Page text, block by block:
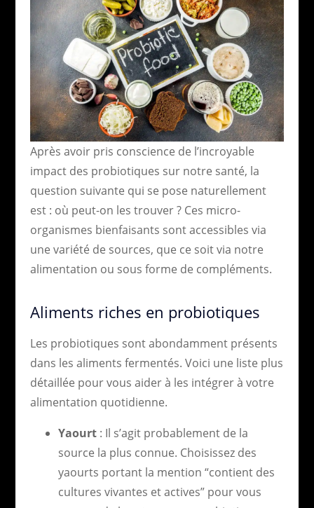
Après avoir pris conscience de l’incroyable
impact des probiotiques sur notre santé, la
question suivante qui se pose naturellement
est : où peut-on les trouver ? Ces micro-
organismes bienfaisants sont accessibles via
une variété de sources, que ce soit via notre
alimentation ou sous forme de compléments.
Aliments riches en probiotiques
Les probiotiques sont abondamment présents
dans les aliments fermentés. Voici une liste plus
détaillée pour vous aider à les intégrer à votre
alimentation quotidienne.
Yaourt: Il s’agit probablement de la
source la plus connue. Choisissez des
yaourts portant la mention “contient des
cultures vivantes et actives” pour vous